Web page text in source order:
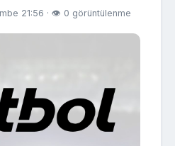
21:56 · 👁 0 görüntülenme